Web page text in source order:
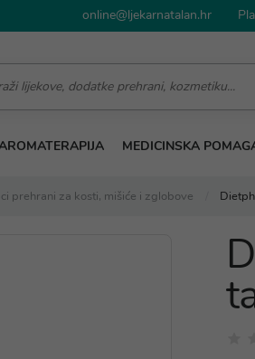
online@ljekarnatalan.hr
MEDICINSKA
prehrani za kosti, mišiće i zglobove